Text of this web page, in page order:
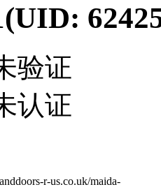
(UID:
验证
认证
r-us.co.uk/maida-